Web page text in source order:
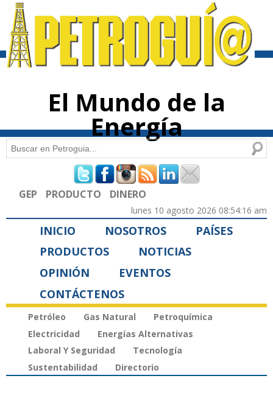
contenido
El Mundo de la
Energía
Formulario de búsqueda
Buscar
GEP PRODUCTO DINERO
lunes 10 agosto 2026 08:54:16 am
INICIO NOSOTROS
PAÍSES
PRODUCTOS
NOTICIAS
OPINIÓN
EVENTOS
CONTÁCTENOS
Petróleo Gas Natural
Petroquímica
Electricidad
Energías Alternativas
Laboral Y Seguridad
Tecnología
Sustentabilidad
Directorio